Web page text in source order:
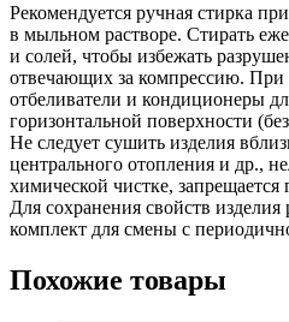
Рекомендуется ручная стирка
в мыльном растворе. Стирать
и солей, чтобы избежать
отвечающих за компрессию. При
отбеливатели и кондиционеры
горизонтальной поверхности
Не следует сушить изделия
центрального отопления и др.,
химической чистке, запрещается
Для сохранения свойств
комплект для смены с
Похожие товары